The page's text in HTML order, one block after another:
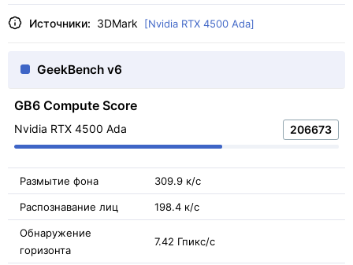
Источники: 3DMark [Nvidia RTX 4500 Ada]
GeekBench v6
GB6 Compute Score
Nvidia RTX 4500 Ada 206673
Размытие фона 309.9 к/с
Распознавание лиц 198.4 к/с
Обнаружение
горизонта
7.42 Гпикс/с